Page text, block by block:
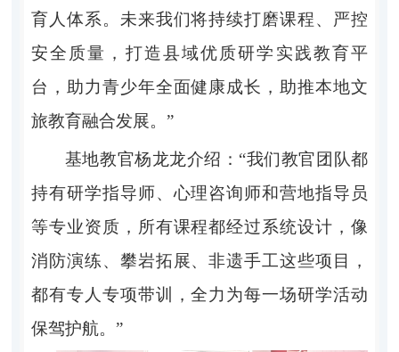
育人体系。未来我们将持续打磨课程、严控
安全质量，打造县域优质研学实践教育平
台，助力青少年全面健康成长，助推本地文
旅教育融合发展。”
基地教官杨龙龙介绍：“我们教官团队都
持有研学指导师、心理咨询师和营地指导员
等专业资质，所有课程都经过系统设计，像
消防演练、攀岩拓展、非遗手工这些项目，
都有专人专项带训，全力为每一场研学活动
保驾护航。”